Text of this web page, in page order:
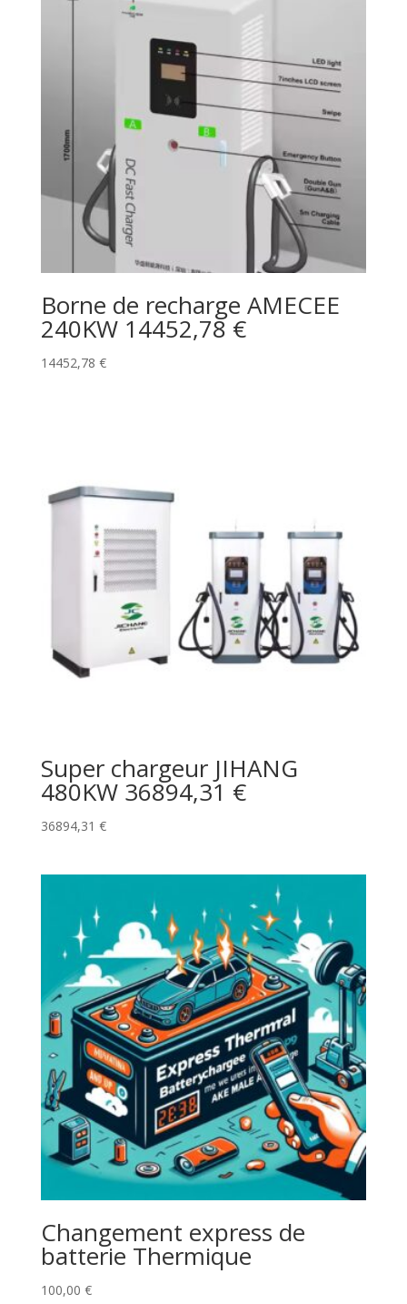
Borne de recharge AMECEE
240KW 14452,78 €
14452,78 €
Super chargeur JIHANG
480KW 36894,31 €
36894,31 €
Changement express de
batterie Thermique
100,00 €